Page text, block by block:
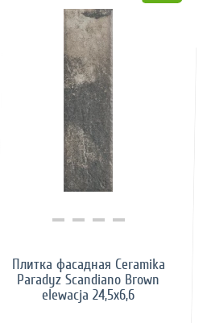
Купить в 1 клик
Плитка фасадная Ceramika
Paradyz Scandiano Brown
elewacja 24,5x6,6